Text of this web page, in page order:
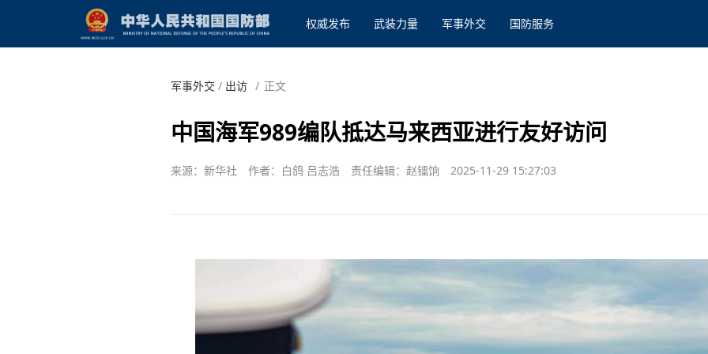
权威发布 武装力量 军事外交 国防服务
军事外交 / 出访 / 正文
中国海军989编队抵达马来西亚进行友好访问
来源：新华社 作者：白鸽 吕志浩 责任编辑：赵镭饷 2025-11-29 15:27:03